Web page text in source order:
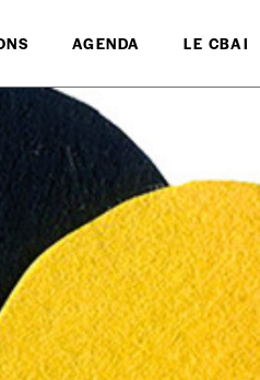
AGENDA LE CBAI